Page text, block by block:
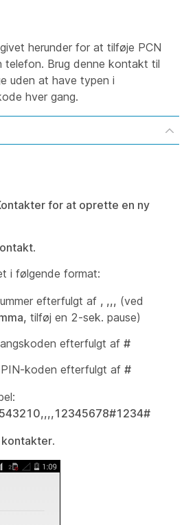
herunder for at tilføje PCN
Brug denne kontakt til
uden at have typen i
hver gang.
for at oprette en ny
.
i følgende format:
efterfulgt af , ,,, (ved
tilføj en 2-sek. pause)
efterfulgt af #
koden efterfulgt af #
.